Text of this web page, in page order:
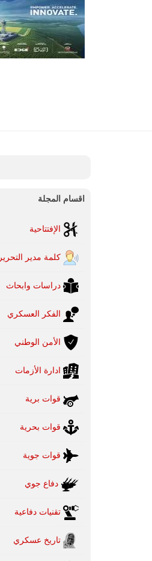
اقسام المجلة
الإفتتاحية
كلمة مدير التحرير
دراسات وابحاث
الفكر العسكري
الأمن الوطني
ادارة الأزمات
قوات برية
قوات بحرية
قوات جوية
دفاع جوي
تقنيات دفاعية
تاريخ عسكري